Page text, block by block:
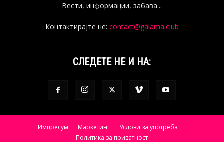
Вести, информации, забава...
Контактирајте не: contact@galama.club
СЛЕДЕТЕ НЕ И НА:
Импресум Маркетинг
Услови за употреба
Политика за приватност